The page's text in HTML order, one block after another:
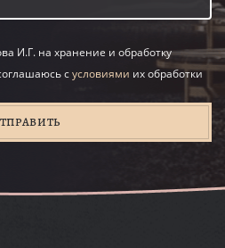
И.Г. на хранение и обработку
сусловиями их обработки